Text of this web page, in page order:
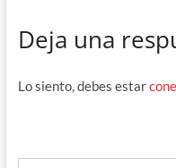
b
o
Deja una
Lo siento, debes estar
Buscar: